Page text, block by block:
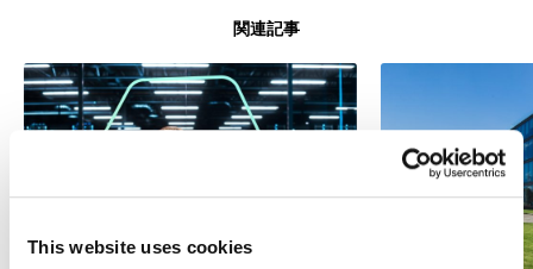
This website uses cookies
関連記事